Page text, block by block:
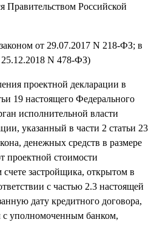
Правительством Российской
от 29.07.2017 N 218-ФЗ; в
25.12.2018 N 478-ФЗ)
проектной декларации в
19 настоящего Федерального
исполнительной власти
указанный в части 2 статьи 23
денежных средств в размере
проектной стоимости
счете застройщика, открытом в
с частью 2.3 настоящей
дату кредитного договора,
с уполномоченным банком,